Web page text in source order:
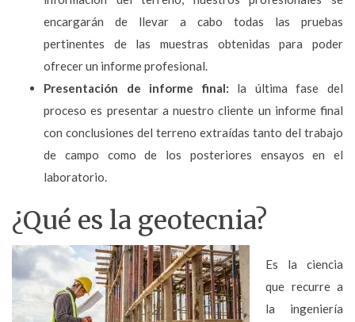
encargarán de llevar a cabo todas las pruebas
pertinentes de las muestras obtenidas para poder
ofrecer un informe profesional.
Presentación de informe final: la última fase del
proceso es presentar a nuestro cliente un informe final
con conclusiones del terreno extraídas tanto del trabajo
de campo como de los posteriores ensayos en el
laboratorio.
¿Qué es la geotecnia?
Es la ciencia
que recurre a
la ingeniería